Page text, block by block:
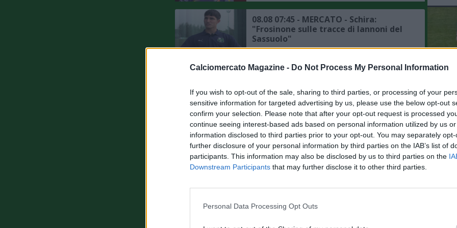
Calciomercato Magazine - Do Not Process My Personal Information
If you wish to opt-out of the sale, sharing to third parties, or processing of your
sensitive information for targeted advertising by us, please use the below opt-out
confirm your selection. Please note that after your opt-out request is processed
continue seeing interest-based ads based on personal information utilized by us
information disclosed to third parties prior to your opt-out. You may separately
further disclosure of your personal information by third parties on the IAB’s list of
participants. This information may also be disclosed by us to third parties on the
Downstream Participants that may further disclose it to other third parties.
Personal Data Processing Opt Outs
08.08 07:45 - MERCATO - Schira:
"Frosinone sulle tracce di Iannoni del
Sassuolo"
08.08 04:00 - MERCATO - Romano: "Il
chiudere presto tutti i dettagli
dell'affare Bouaddi"
08.08 02:00 - MERCATO - PSG,
intensificati i contatti per Ferran
Torres, il punto sulla trattativa
08.08 00:15 - MERCATO - Romano:
"Badiashile ha dato apertura totale al
07.08 23:53 - MERCATO - Moretto:
del